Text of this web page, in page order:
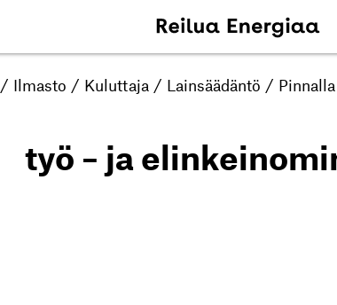
/ Ilmasto / Kuluttaja / Lainsäädäntö / Pinnalla
työ – ja